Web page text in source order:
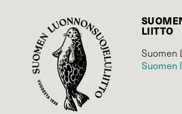
LIITTO
Suomen
Suomen